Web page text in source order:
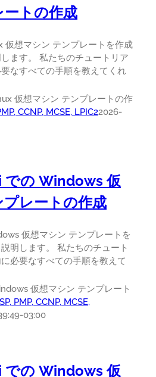
トの作成
仮想マシン テンプレートを作成
ます。 私たちのチュートリア
なすべての手順を教えてくれ
仮想マシン テンプレートの作
CCNP, MCSE, LPIC22026-
での Windows 仮
レートの作成
仮想マシン テンプレートを
明します。 私たちのチュート
必要なすべての手順を教えて
仮想マシン テンプレート
PMP, CCNP, MCSE,
03:00
での Windows 仮